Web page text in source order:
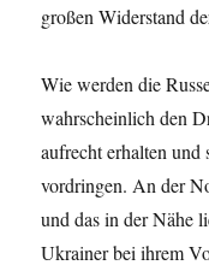
großen Widerstand
Wie werden die
wahrscheinlich den
aufrecht erhalten und
vordringen. An der
und das in der Nähe
Ukrainer bei ihrem